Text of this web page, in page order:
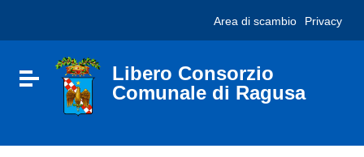
sito
include
Vai al footer
Area di scambio Privacy
Attiva / disattiva la navigazione
Libero Consorzio
Comunale di Ragusa